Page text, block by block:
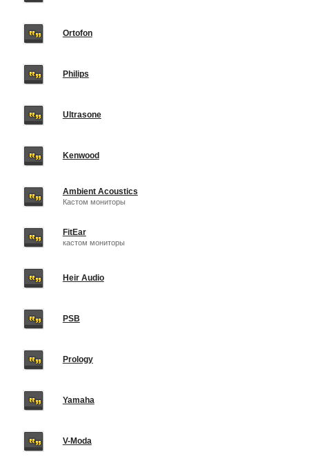
Ortofon
Philips
Ultrasone
Kenwood
Ambient Acoustics
Кастом мониторы
FitEar
кастом мониторы
Heir Audio
PSB
Prology
Yamaha
V-Moda